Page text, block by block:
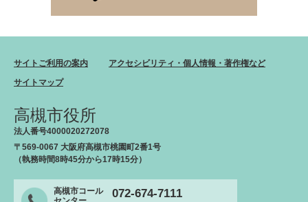
サイトご利用の案内
アクセシビリティ・個人情報・著作権など
サイトマップ
高槻市役所
法人番号4000020272078
〒569-0067 大阪府高槻市桃園町2番1号
（執務時間8時45分から17時15分）
高槻市コール
072-674-7111